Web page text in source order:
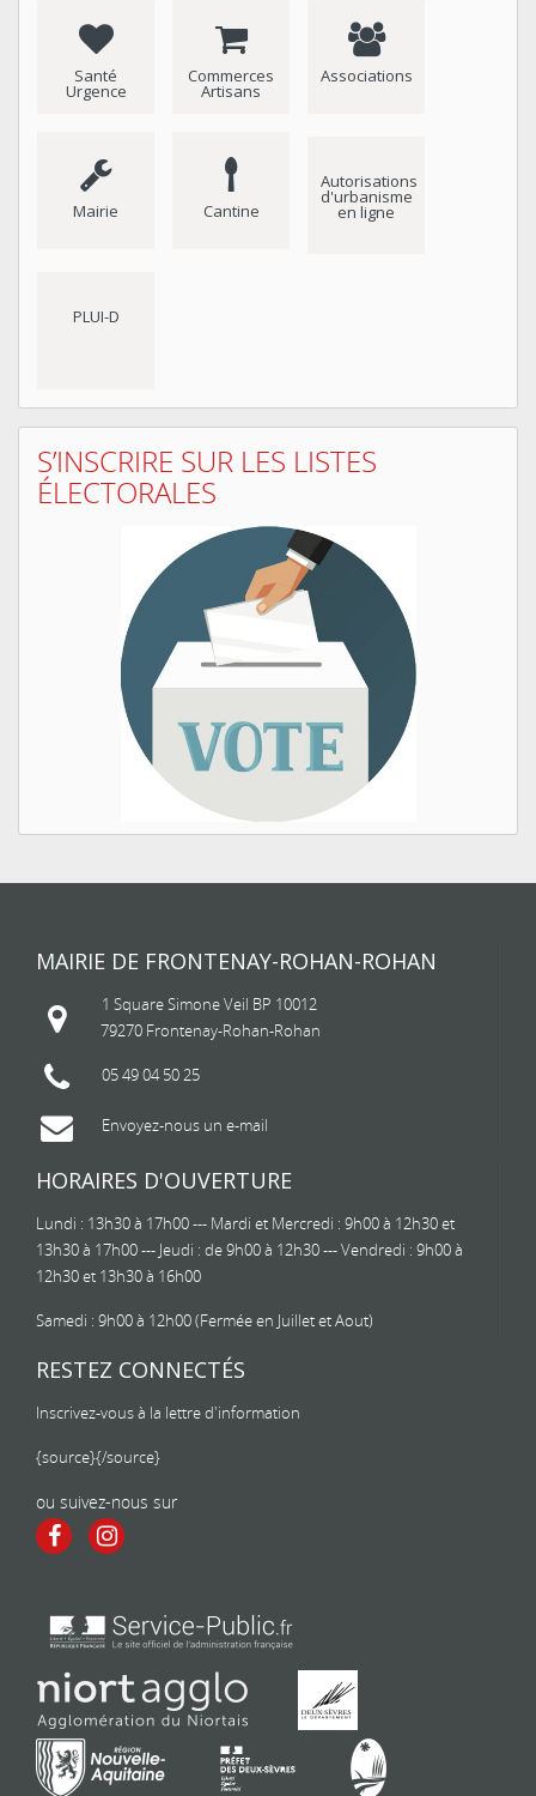
Santé
Urgence
Commerces
Artisans
Associations
Mairie Cantine
Autorisations
d'urbanisme
en ligne
PLUI-D
S’INSCRIRE SUR LES LISTES
ÉLECTORALES
MAIRIE DE FRONTENAY-ROHAN-ROHAN
1 Square Simone Veil BP 10012
79270 Frontenay-Rohan-Rohan
05 49 04 50 25
Envoyez-nous un e-mail
HORAIRES D'OUVERTURE
Lundi : 13h30 à 17h00 --- Mardi et Mercredi : 9h00 à 12h30 et
13h30 à 17h00 --- Jeudi : de 9h00 à 12h30 --- Vendredi : 9h00 à
12h30 et 13h30 à 16h00
Samedi : 9h00 à 12h00 (Fermée en Juillet et Aout)
RESTEZ CONNECTÉS
Inscrivez-vous à la lettre d'information
{source}{/source}
ou suivez-nous sur